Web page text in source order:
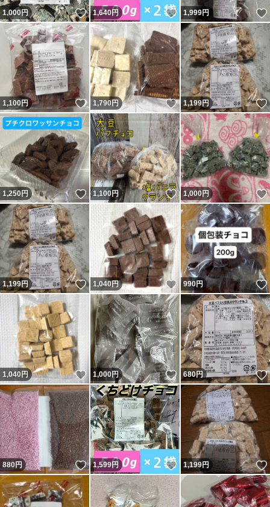
1,000円 いいね！
1,640円 いいね！
1,999円
1,100円 いいね！
1,790円 いいね！
1,199円
1,250円 いいね！
1,100円 いいね！
1,000円
1,199円 いいね！
1,040円 いいね！
990円
1,040 円 いいね！
1,000円 いいね！
680円
880円 いいね！
1,599円 いいね！
1,199円